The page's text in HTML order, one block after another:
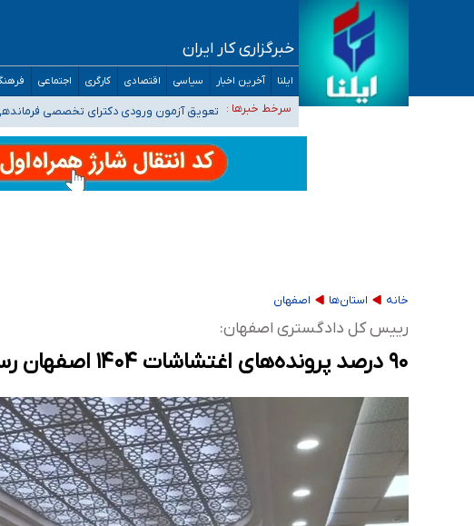
خبرگزاری کار ایران
ایلنا آخرین اخبار سیاسی اقتصادی کارگری اجتماعی
سرخط خبرها :
۴۰ تا ۵۰ روز گرمای نسبی در پیش داریم/ دمای تهران به ۳۸ درجه می‌رسد
موضع وزارت بهداشت درباره ظرفیت پزشکی کنکور ۱۴۰۵: خواستار اصلاح ظرفیت‌ها هستیم، اما هنوز پاسخ مشخصی نگرفته‌ایم
تعویق آزمون ورودی دکترای تخصصی
خبرنگاران راویان حقیقت با دغدغه نان، مسکن و بیمه
آخرین وضعیت شیوع عفونت‌های تنفسی در کشور/ خوزستان و
خانه استان‌ها اصفهان
رییس کل دادگستری اصفهان:
۹۰ درصد پرونده‌های اغتشاشات ۱۴۰۴ اصفهان رسیدگی شد